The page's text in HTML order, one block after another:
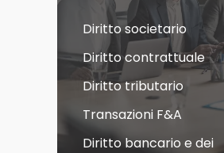
Diritto societario
Diritto contrattuale
Diritto tributario
Transazioni F&A
Diritto bancario e dei